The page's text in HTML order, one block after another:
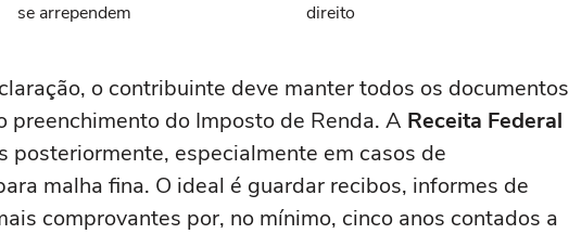
se arrependem
direito
o contribuinte deve manter todos os documentos
preenchimento do Imposto de Renda. A Receita Federal
posteriormente, especialmente em casos de
malha fina. O ideal é guardar recibos, informes de
comprovantes por, no mínimo, cinco anos contados a